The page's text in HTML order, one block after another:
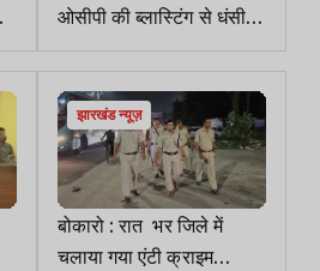
ओसीपी की ब्लास्टिंग से धंसी
ग्रामीण सड़क, भड़के लोगों ने
बंद कराया खनन कार्य
झारखंड न्यूज़
बोकारो : रात भर जिले में
चलाया गया एंटी क्राइम